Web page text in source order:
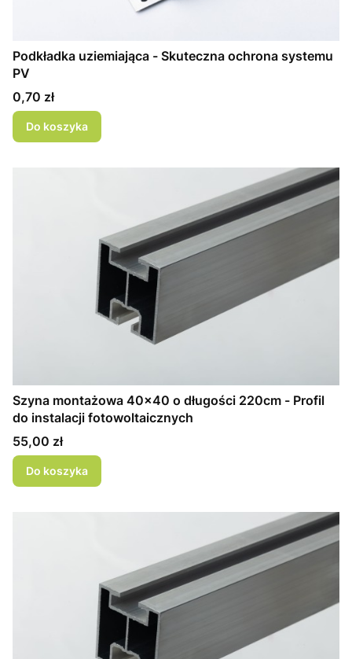
Podkładka uziemiająca - Skuteczna ochrona systemu
PV
Cena
0,70 zł
Do koszyka
Szyna montażowa 40x40 o długości 220cm - Profil
do instalacji fotowoltaicznych
Cena
55,00 zł
Do koszyka